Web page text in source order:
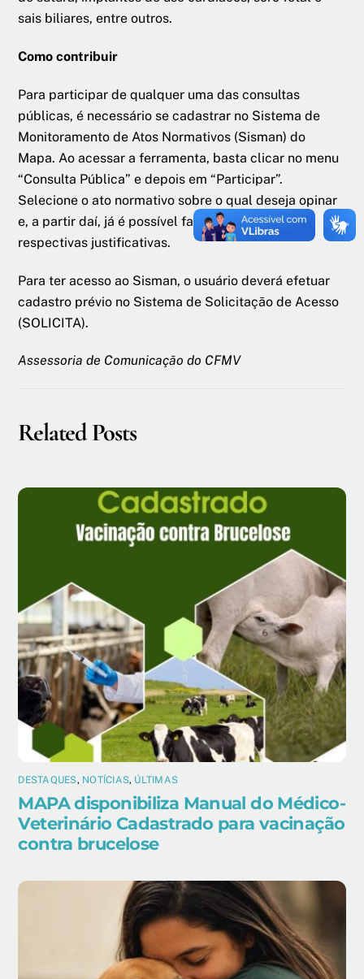
sais biliares, entre outros.
Como contribuir
Para participar de qualquer uma das consultas
públicas, é necessário se cadastrar no Sistema de
Monitoramento de Atos Normativos (Sisman) do
Mapa. Ao acessar a ferramenta, basta clicar no menu
“Consulta Pública” e depois em “Participar”.
Selecione o ato normativo sobre o qual deseja opinar
e, a partir daí, já é possível fazer proposições e
respectivas justificativas.
Para ter acesso ao Sisman, o usuário deverá efetuar
cadastro prévio no Sistema de Solicitação de Acesso
(SOLICITA).
Assessoria de Comunicação do CFMV
Related Posts
DESTAQUES, NOTÍCIAS, ÚLTIMAS
MAPA disponibiliza Manual do Médico-
Veterinário Cadastrado para vacinação
contra brucelose